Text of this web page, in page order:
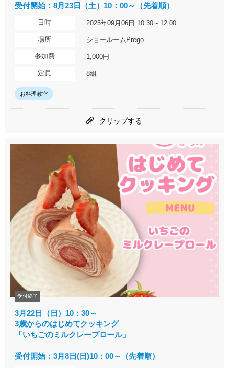
受付開始：8月23日（土）10：00～（先着順）
日時 2025年09月06日 10:30～12:00
場所 ショールームPrego
参加費 1,000円
定員 8組
お料理教室
クリップする
受付終了
3月22日（日）10：30～
3歳からのはじめてクッキング
「いちごのミルクレープロール」
受付開始：3月8日(日)10：00～（先着順）